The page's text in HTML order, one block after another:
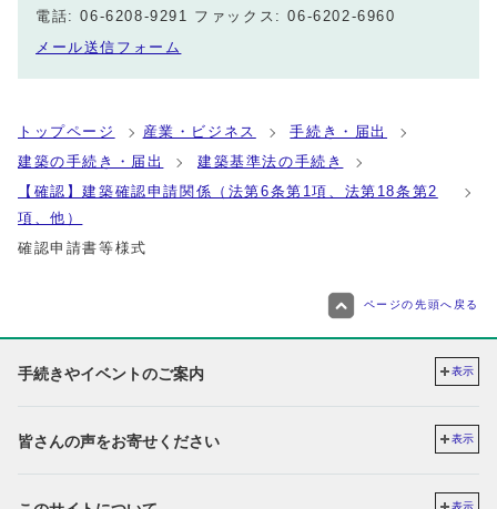
電話: 06-6208-9291 ファックス: 06-6202-6960
メール送信フォーム
トップページ 産業・ビジネス
手続き・届出
建築の手続き・届出
建築基準法の手続き
【確認】建築確認申請関係（法第6条第1項、法第18条第2
項、他）
確認申請書等様式
ページの先頭へ戻る
手続きやイベントのご案内 表示
皆さんの声をお寄せください 表示
表示